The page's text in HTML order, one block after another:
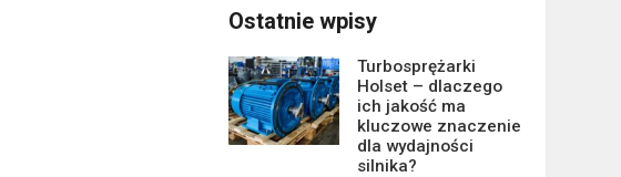
Ostatnie wpisy
Turbosprężarki
Holset – dlaczego
ich jakość ma
kluczowe znaczenie
dla wydajności
silnika?